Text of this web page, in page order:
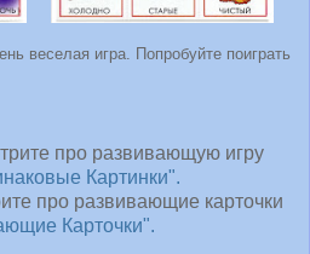
веселая игра. Попробуйте поиграть
про развивающую игру
Картинки".
про развивающие карточки
Карточки".